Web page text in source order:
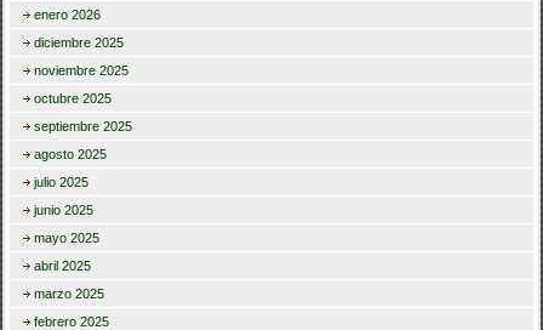
enero 2026
diciembre 2025
noviembre 2025
octubre 2025
septiembre 2025
agosto 2025
julio 2025
junio 2025
mayo 2025
abril 2025
marzo 2025
febrero 2025